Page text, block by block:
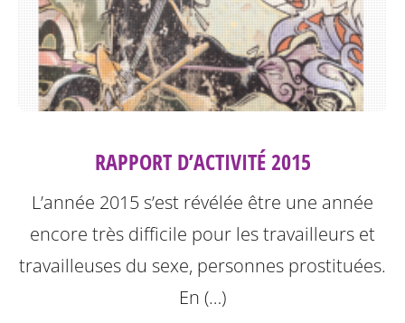
RAPPORT D’ACTIVITÉ 2015
L’année 2015 s’est révélée être une année
encore très difficile pour les travailleurs et
travailleuses du sexe, personnes prostituées.
En (…)